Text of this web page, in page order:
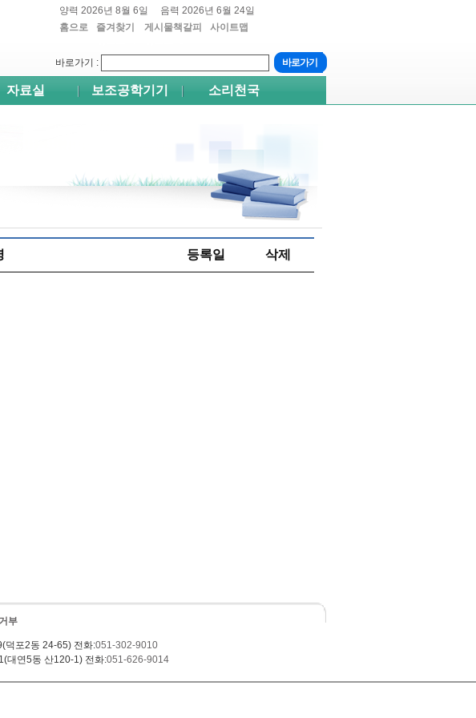
양력 2026년 8월 6일
음력 2026년 6월 24일
홈으로
즐겨찾기
게시물책갈피
사이트맵
바로가기 :
자료실 보조공학기기 소리천국
등록일 삭제
부
덕포2동 24-65) 전화:051-302-9010
대연5동 산120-1) 전화:051-626-9014